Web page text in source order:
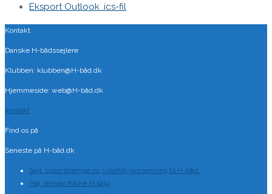
Eksport Outlook .ics-fil
Kontakt
Danske H-bådssejlere
Klubben: klubben@H-båd.dk
Hjemmeside: web@H-båd.dk
kontakt
Find os på
Seneste på H-båd.dk
Sejl, spilerstrømpe og rullefok-presenning til H-båd:
Høj Jensen fokke til salg